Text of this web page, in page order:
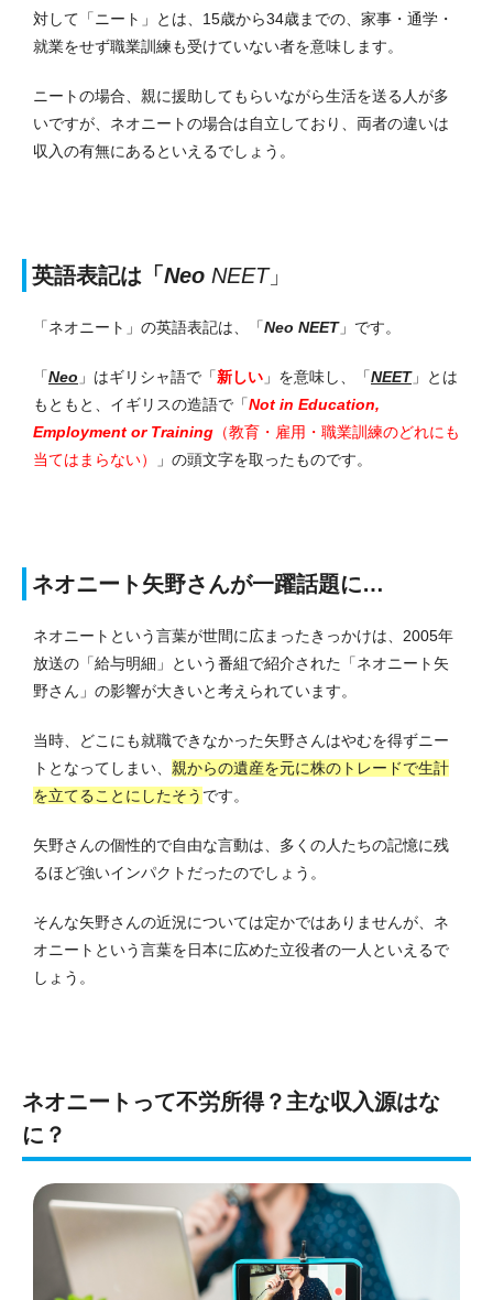
対して「ニート」とは、15歳から34歳までの、家事・通学・
就業をせず職業訓練も受けていない者を意味します。
ニートの場合、親に援助してもらいながら生活を送る人が多
いですが、ネオニートの場合は自立しており、両者の違いは
収入の有無にあるといえるでしょう。
英語表記は「 Neo NEET」
「ネオニート」の英語表記は、「Neo NEET」です。
「Neo 」はギリシャ語で「新しい 」を意味し、「NEET」とは
もともと、イギリスの造語で「Not in Education,
Employment or Training （教育・雇用・職業訓練のどれにも
当てはまらない）
」の頭文字を取ったものです。
ネオニート矢野さんが一躍話題に…
ネオニートという言葉が世間に広まったきっかけは、2005年
放送の「給与明細」という番組で紹介された「ネオニート矢
野さん」の影響が大きいと考えられています。
当時、どこにも就職できなかった矢野さんはやむを得ずニー
トとなってしまい、 親からの遺産を元に株のトレードで生計
を立てることにしたそう です。
矢野さんの個性的で自由な言動は、多くの人たちの記憶に残
るほど強いインパクトだったのでしょう。
そんな矢野さんの近況については定かではありませんが、ネ
オニートという言葉を日本に広めた立役者の一人といえるで
しょう。
ネオニートって不労所得？主な収入源はな
に？